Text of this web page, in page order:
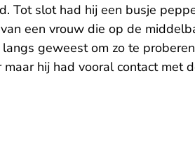
Tot slot had hij een busje
een vrouw die op de
geweest om zo te
hij had vooral contact met